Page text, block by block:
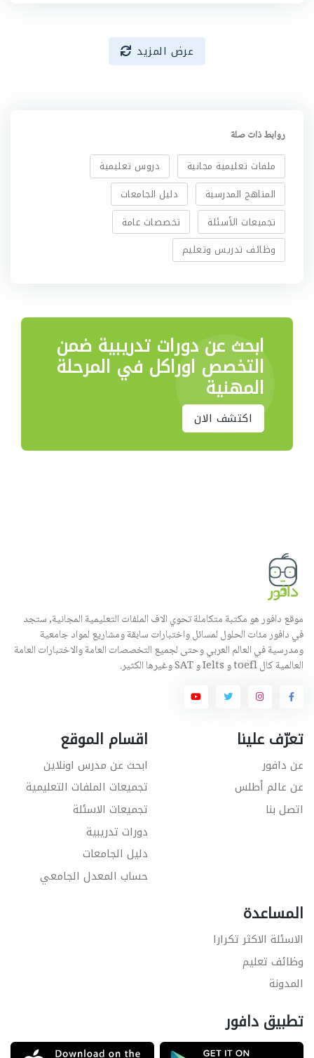
عرض المزيد
روابط ذات صلة
ملفات تعليمية مجانية
دروس تعليمية
المناهج المدرسية
دليل الجامعات
تجميعات الأسئلة
تخصصات عامة
وظائف تدريس وتعليم
ابحث عن دورات تدريبية ضمن
التخصص اوراكل في المرحلة
المهنية
اكتشف الان
موقع دافور هو مكتبة متكاملة تحوي الاف الملفات التعليمية المجانية, ستجد
في دافور مئات الحلول لمسائل واختبارات سابقة ومشاريع لمواد جامعية
ومدرسية في العالم العربي وحتى لجميع التخصصات العامة والاختبارات العامة
العالمية كال toefl و Ielts و SAT وغيرها الكثير.
تعرّف علينا
عن دافور
عن عالم أطلس
اتصل بنا
اقسام الموقع
ابحث عن مدرس اونلاين
تجميعات الملفات التعليمية
تجميعات الاسئلة
دورات تدريبية
دليل الجامعات
حساب المعدل الجامعي
المساعدة
الاسئلة الاكثر تكرارا
وظائف تعليم
المدونة
تطبيق دافور